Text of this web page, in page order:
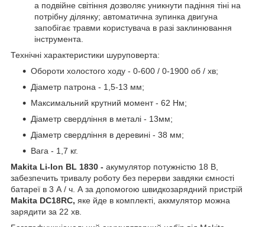
а подвійне світіння дозволяє уникнути падіння тіні на
потрібну ділянку; автоматична зупинка двигуна
запобігає травми користувача в разі заклинювання
інструмента.
Технічні характеристики шуруповерта:
Обороти холостого ходу - 0-600 / 0-1900 об / хв;
Діаметр патрона - 1,5-13 мм;
Максимальний крутний момент - 62 Нм;
Діаметр свердління в металі - 13мм;
Діаметр свердління в деревині - 38 мм;
Вага - 1,7 кг.
Makita Li-Ion BL 1830 - акумулятор потужністю 18 В,
забезпечить тривалу роботу без перерви завдяки ємності
батареї в 3 А / ч. А за допомогою швидкозарядний пристрій
Makita DC18RC, яке йде в комплекті, аккмулятор можна
зарядити за 22 хв.